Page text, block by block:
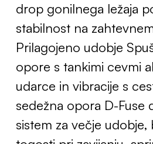
drop gonilnega ležaja
stabilnost na
Prilagojeno udobje
opore s tankimi cevmi
udarce in vibracije s
sedežna opora D-Fuse
sistem za večje udobje,